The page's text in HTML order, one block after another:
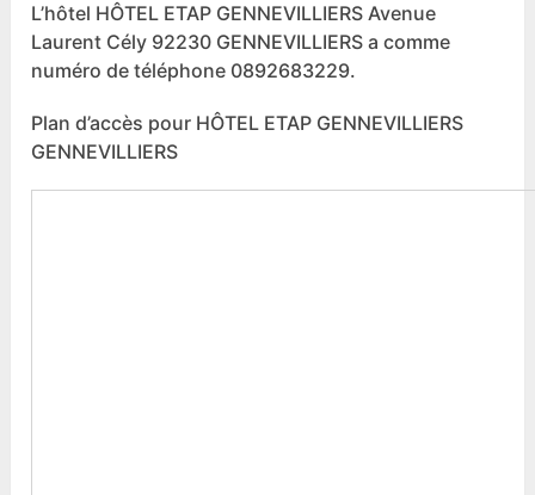
L’hôtel HÔTEL ETAP GENNEVILLIERS Avenue
Laurent Cély 92230 GENNEVILLIERS a comme
numéro de téléphone 0892683229.
Plan d’accès pour HÔTEL ETAP GENNEVILLIERS
GENNEVILLIERS